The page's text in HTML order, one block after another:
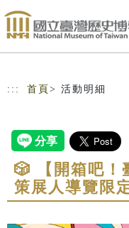
跳到主要內容
網站導覽
::: 首頁 > 活動明細
🎲 【開箱吧！
策展人導覽限